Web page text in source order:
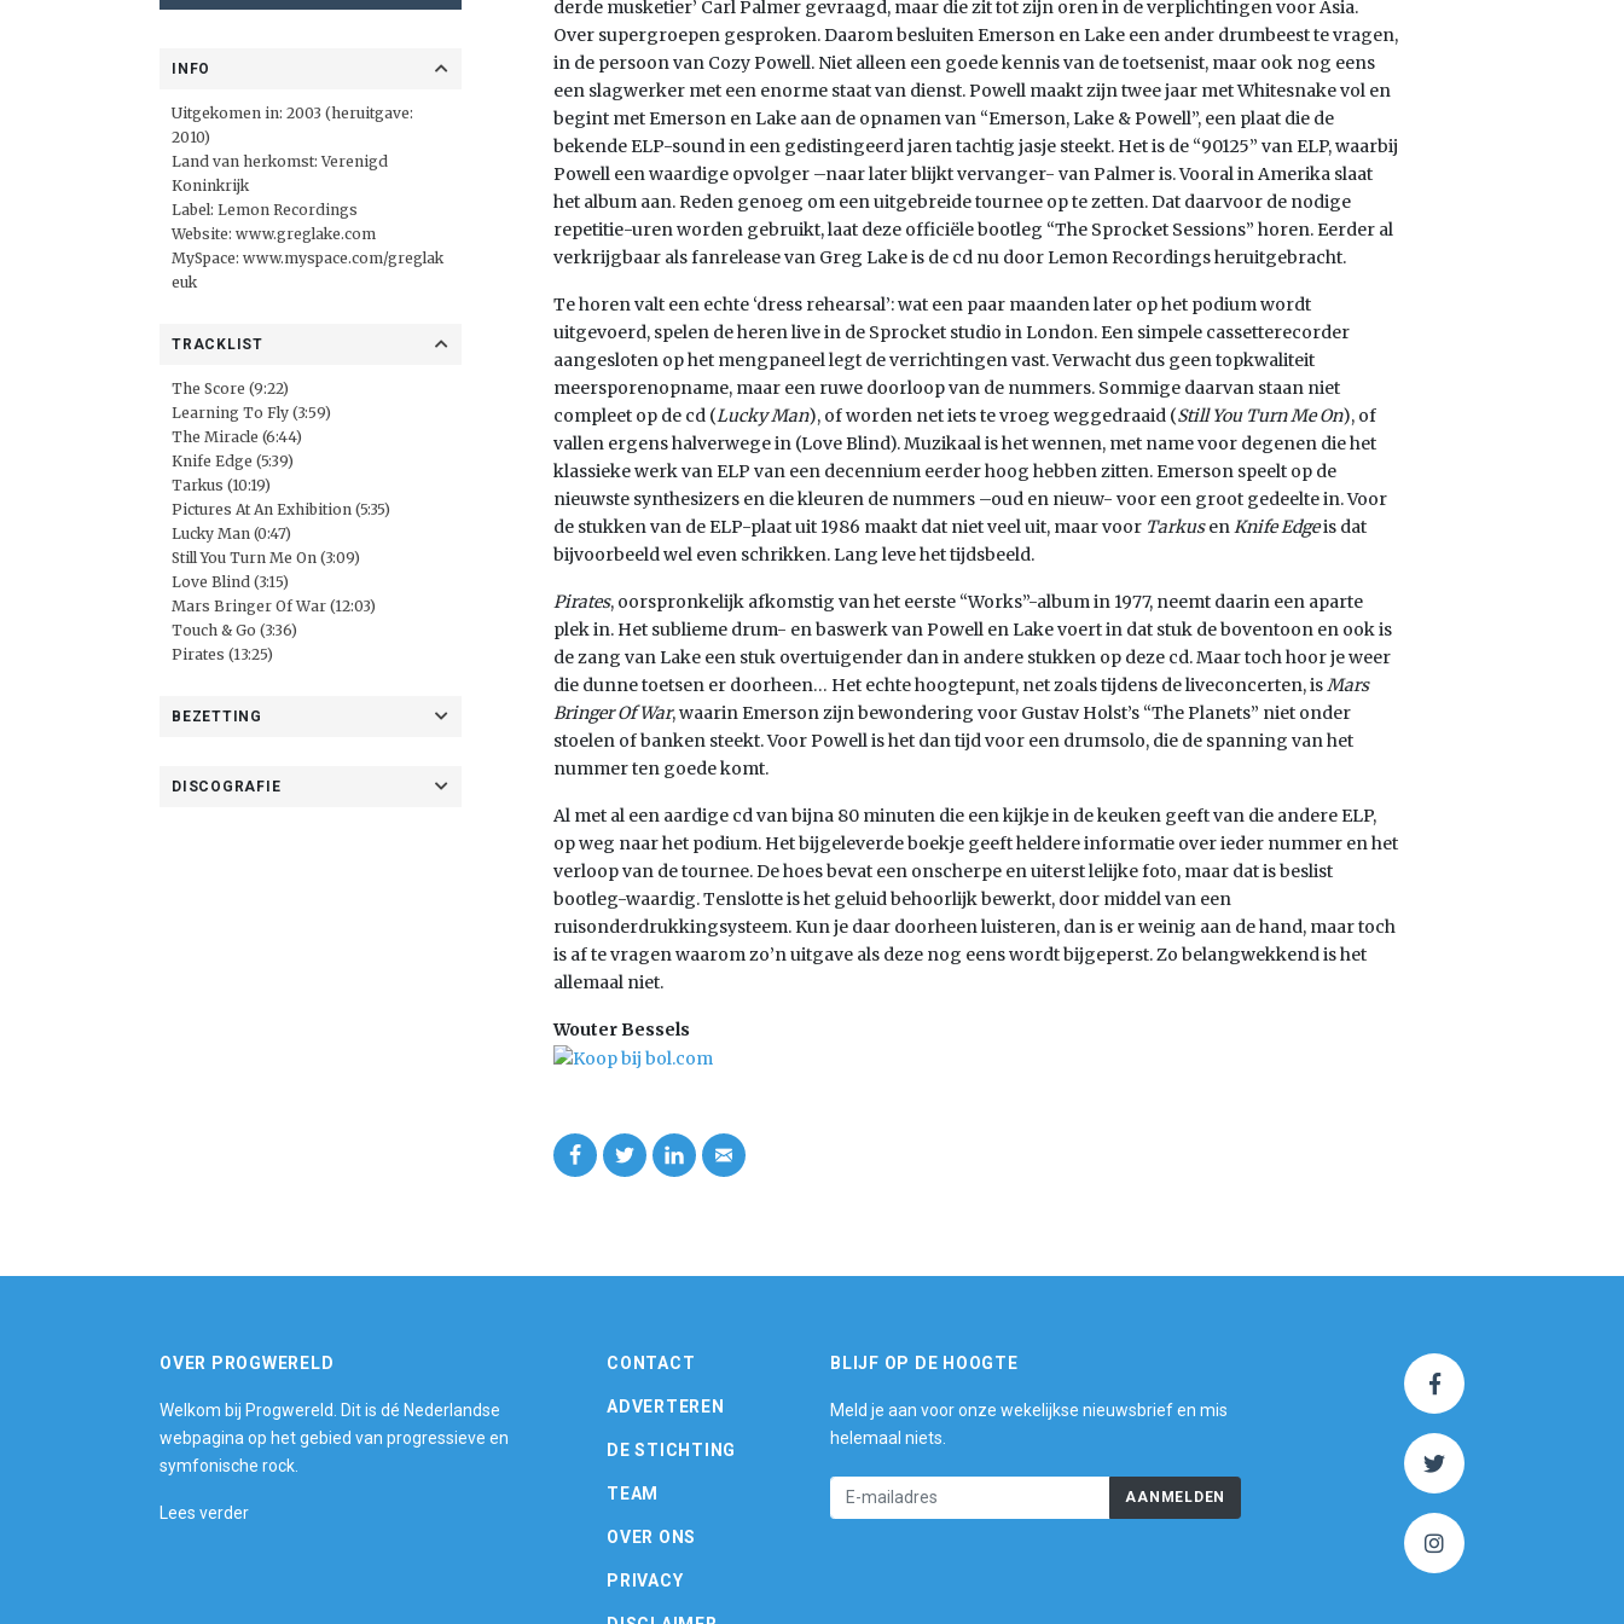
INFO
Uitgekomen in: 2003 (heruitgave:
2010)
Land van herkomst: Verenigd
Koninkrijk
Label: Lemon Recordings
Website: www.greglake.com
MySpace: www.myspace.com/greglak
euk
TRACKLIST
The Score (9:22)
Learning To Fly (3:59)
The Miracle (6:44)
Knife Edge (5:39)
Tarkus (10:19)
Pictures At An Exhibition (5:35)
Lucky Man (0:47)
Still You Turn Me On (3:09)
Love Blind (3:15)
Mars Bringer Of War (12:03)
Touch & Go (3:36)
Pirates (13:25)
BEZETTING
DISCOGRAFIE
derde musketier’ Carl Palmer gevraagd, maar die zit tot zijn oren in de verplichtingen voor Asia.
Over supergroepen gesproken. Daarom besluiten Emerson en Lake een ander drumbeest te vragen,
in de persoon van Cozy Powell. Niet alleen een goede kennis van de toetsenist, maar ook nog eens
een slagwerker met een enorme staat van dienst. Powell maakt zijn twee jaar met Whitesnake vol en
begint met Emerson en Lake aan de opnamen van “Emerson, Lake & Powell”, een plaat die de
bekende ELP-sound in een gedistingeerd jaren tachtig jasje steekt. Het is de “90125” van ELP, waarbij
Powell een waardige opvolger –naar later blijkt vervanger- van Palmer is. Vooral in Amerika slaat
het album aan. Reden genoeg om een uitgebreide tournee op te zetten. Dat daarvoor de nodige
repetitie-uren worden gebruikt, laat deze officiële bootleg “The Sprocket Sessions” horen. Eerder al
verkrijgbaar als fanrelease van Greg Lake is de cd nu door Lemon Recordings heruitgebracht.
Te horen valt een echte ‘dress rehearsal’: wat een paar maanden later op het podium wordt
uitgevoerd, spelen de heren live in de Sprocket studio in London. Een simpele cassetterecorder
aangesloten op het mengpaneel legt de verrichtingen vast. Verwacht dus geen topkwaliteit
meersporenopname, maar een ruwe doorloop van de nummers. Sommige daarvan staan niet
compleet op de cd (Lucky Man), of worden net iets te vroeg weggedraaid (Still You Turn Me On), of
vallen ergens halverwege in (Love Blind). Muzikaal is het wennen, met name voor degenen die het
klassieke werk van ELP van een decennium eerder hoog hebben zitten. Emerson speelt op de
nieuwste synthesizers en die kleuren de nummers –oud en nieuw- voor een groot gedeelte in. Voor
de stukken van de ELP-plaat uit 1986 maakt dat niet veel uit, maar voor TarkusenKnife Edgeis dat
bijvoorbeeld wel even schrikken. Lang leve het tijdsbeeld.
Pirates, oorspronkelijk afkomstig van het eerste “Works”-album in 1977, neemt daarin een aparte
plek in. Het sublieme drum- en baswerk van Powell en Lake voert in dat stuk de boventoon en ook is
de zang van Lake een stuk overtuigender dan in andere stukken op deze cd. Maar toch hoor je weer
die dunne toetsen er doorheen… Het echte hoogtepunt, net zoals tijdens de liveconcerten, isMars
Bringer Of War, waarin Emerson zijn bewondering voor Gustav Holst’s “The Planets” niet onder
stoelen of banken steekt. Voor Powell is het dan tijd voor een drumsolo, die de spanning van het
nummer ten goede komt.
Al met al een aardige cd van bijna 80 minuten die een kijkje in de keuken geeft van die andere ELP,
op weg naar het podium. Het bijgeleverde boekje geeft heldere informatie over ieder nummer en het
verloop van de tournee. De hoes bevat een onscherpe en uiterst lelijke foto, maar dat is beslist
bootleg-waardig. Tenslotte is het geluid behoorlijk bewerkt, door middel van een
ruisonderdrukkingsysteem. Kun je daar doorheen luisteren, dan is er weinig aan de hand, maar toch
is af te vragen waarom zo’n uitgave als deze nog eens wordt bijgeperst. Zo belangwekkend is het
allemaal niet.
Wouter Bessels
OVER PROGWERELD
Welkom bij Progwereld. Dit is dé Nederlandse
webpagina op het gebied van progressieve en
symfonische rock.
Lees verder
CONTACT
ADVERTEREN
DE STICHTING
TEAM
OVER ONS
PRIVACY
BLIJF OP DE HOOGTE
Meld je aan voor onze wekelijkse nieuwsbrief en mis
helemaal niets.
AANMELDEN